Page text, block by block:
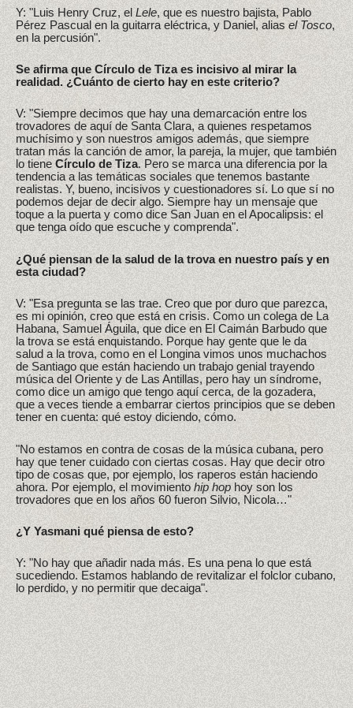
Y: "Luis Henry Cruz, elLele, que es nuestro bajista, Pablo
Pérez Pascual en la guitarra eléctrica, y Daniel, aliasel Tosco,
en la percusión".
Se afirma que Círculo de Tiza es incisivo al mirar la
realidad. ¿Cuánto de cierto hay en este criterio?
V: "Siempre decimos que hay una demarcación entre los
trovadores de aquí de Santa Clara, a quienes respetamos
muchísimo y son nuestros amigos además, que siempre
tratan más la canción de amor, la pareja, la mujer, que también
lo tieneCírculo de Tiza. Pero se marca una diferencia por la
tendencia a las temáticas sociales que tenemos bastante
realistas. Y, bueno, incisivos y cuestionadores sí. Lo que sí no
podemos dejar de decir algo. Siempre hay un mensaje que
toque a la puerta y como dice San Juan en el Apocalipsis: el
que tenga oído que escuche y comprenda".
¿Qué piensan de la salud de la trova en nuestro país y en
esta ciudad?
V: "Esa pregunta se las trae. Creo que por duro que parezca,
es mi opinión, creo que está en crisis. Como un colega de La
Habana, Samuel Águila, que dice en El Caimán Barbudo que
la trova se está enquistando. Porque hay gente que le da
salud a la trova, como en el Longina vimos unos muchachos
de Santiago que están haciendo un trabajo genial trayendo
música del Oriente y de Las Antillas, pero hay un síndrome,
como dice un amigo que tengo aquí cerca, de la gozadera,
que a veces tiende a embarrar ciertos principios que se deben
tener en cuenta: qué estoy diciendo, cómo.
"No estamos en contra de cosas de la música cubana, pero
hay que tener cuidado con ciertas cosas. Hay que decir otro
tipo de cosas que, por ejemplo, los raperos están haciendo
ahora. Por ejemplo, el movimientohip hophoy son los
trovadores que en los años 60 fueron Silvio, Nicola…"
¿Y Yasmani qué piensa de esto?
Y: "No hay que añadir nada más. Es una pena lo que está
sucediendo. Estamos hablando de revitalizar el folclor cubano,
lo perdido, y no permitir que decaiga".